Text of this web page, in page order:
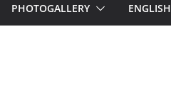
PHOTOGALLERY ENGLISH